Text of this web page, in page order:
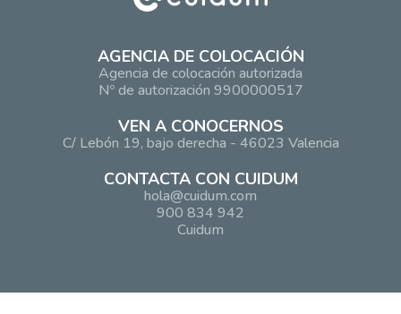
AGENCIA DE COLOCACIÓN
Agencia de colocación autorizada
Nº de autorización 9900000517
VEN A CONOCERNOS
C/ Lebón 19, bajo derecha - 46023 Valencia
CONTACTA CON CUIDUM
hola@cuidum.com
900 834 942
Cuidum